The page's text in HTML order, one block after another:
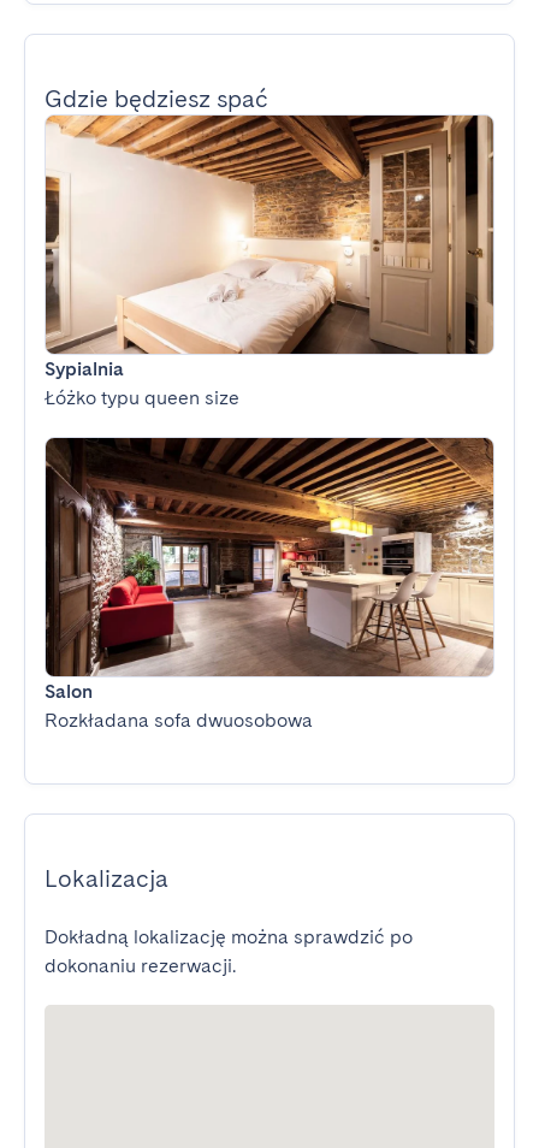
Gdzie będziesz spać
Sypialnia
Łóżko typu queen size
Salon
Rozkładana sofa dwuosobowa
Lokalizacja
Dokładną lokalizację można sprawdzić po
dokonaniu rezerwacji.